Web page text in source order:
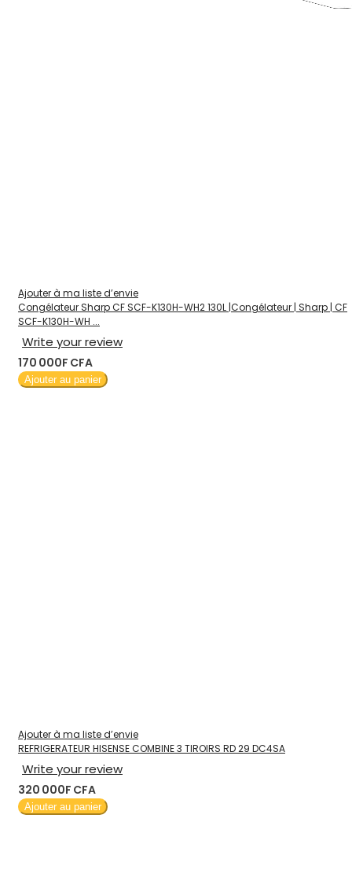
Ajouter à ma liste d’envie
Congélateur Sharp CF SCF-K130H-WH2 130L |Congélateur | Sharp | CF
SCF-K130H-WH ...
Write your review
170 000F CFA
Ajouter au panier
Ajouter à ma liste d’envie
REFRIGERATEUR HISENSE COMBINE 3 TIROIRS RD 29 DC4SA
Write your review
320 000F CFA
Ajouter au panier